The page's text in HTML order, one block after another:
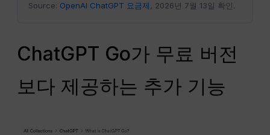
Source: OpenAI ChatGPT 요금제, 2026년 7월 13일 확인.
ChatGPT Go가 무료 버전
보다 제공하는 추가 기능